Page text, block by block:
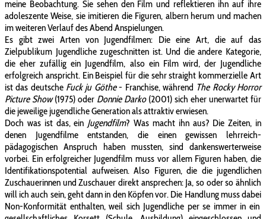
meine Beobachtung. Sie sehen den Film und reflektieren ihn auf ihre
adoleszente Weise, sie imitieren die Figuren, albern herum und machen
im weiteren Verlauf des Abend Anspielungen.
Es gibt zwei Arten von Jugendfilmen: Die eine Art, die auf das
Zielpublikum Jugendliche zugeschnitten ist. Und die andere Kategorie,
die eher zufällig ein Jugendfilm, also ein Film wird, der Jugendliche
erfolgreich anspricht. Ein Beispiel für die sehr straight kommerzielle Art
ist das deutsche Fuck ju Göthe- Franchise, während The Rocky Horror
Picture Show(1975) oder Donnie Darko (2001) sich eher unerwartet für
die jeweilige jugendliche Generation als attraktiv erwiesen.
Doch was ist das, ein Jugendfilm? Was macht ihn aus? Die Zeiten, in
denen Jugendfilme entstanden, die einen gewissen lehrreich-
pädagogischen Anspruch haben mussten, sind dankenswerterweise
vorbei. Ein erfolgreicher Jugendfilm muss vor allem Figuren haben, die
Identifikationspotential aufweisen. Also Figuren, die die jugendlichen
Zuschauerinnen und Zuschauer direkt ansprechen: Ja, so oder so ähnlich
will ich auch sein, geht dann in den Köpfen vor. Die Handlung muss dabei
Non-Konformität enthalten, weil sich Jugendliche per se immer in ein